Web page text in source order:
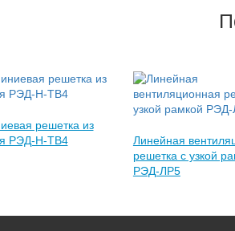
решетка из
РЭД-Н-ТВ4
Линейная
решетка с узкой
РЭД-ЛР5